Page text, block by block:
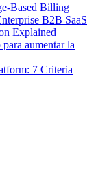
Based Billing
B2B SaaS
Explained
aumentar la
7 Criteria